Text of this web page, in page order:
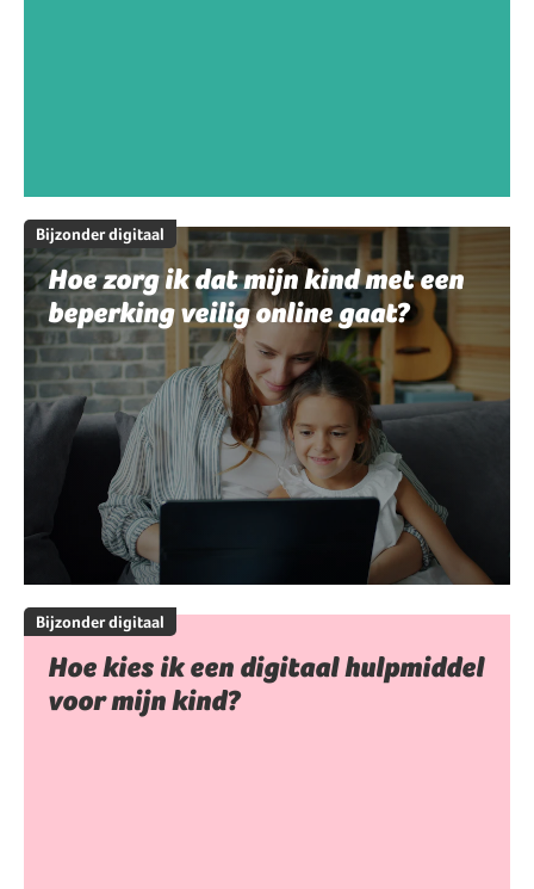
Bijzonder digitaal
Hoe zorg ik dat mijn kind met een
beperking veilig online gaat?
Bijzonder digitaal
Hoe kies ik een digitaal hulpmiddel
voor mijn kind?